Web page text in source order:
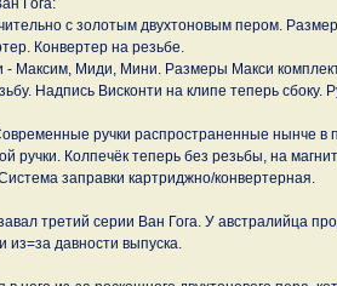
Гога:
с золотым двухтоновым пером.
Конвертер на резьбе.
- Максим, Миди, Мини. Размеры Макси
Надпись Висконти на клипе теперь
ручки распространенные нынче
ручки. Колпечёк теперь без резьбы, на
заправки картриджно/конвертерная.
третий серии Ван Гога. У австралийца
из=за давности выпуска.